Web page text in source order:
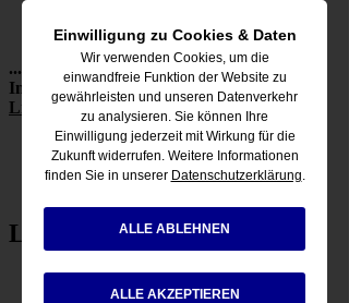
Einwilligung zu Cookies & Daten
Wir verwenden Cookies, um die
einwandfreie Funktion der Website zu
gewährleisten und unseren Datenverkehr
zu analysieren. Sie können Ihre
Einwilligung jederzeit mit Wirkung für die
Zukunft widerrufen. Weitere Informationen
finden Sie in unserer Datenschutzerklärung.
ALLE ABLEHNEN
ALLE AKZEPTIEREN
... deshalb ist dieser von Ihnen gesuchte
Inhalt leider nicht vorhanden. Überdiesen
Link
gelangen Sie zurück zur Startseite.
zurück zur Startseite
Logo Leistungen